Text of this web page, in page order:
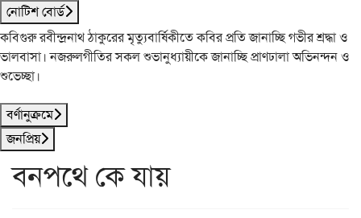
নোটিশ বোর্ড
কবিগুরু রবীন্দ্রনাথ ঠাকুরের মৃত্যুবার্ষিকীতে কবির প্রতি জানাচ্ছি গভীর শ্রদ্ধা ও
ভালবাসা। নজরুলগীতির সকল শুভানুধ্যায়ীকে জানাচ্ছি প্রাণঢালা অভিনন্দন ও
শুভেচ্ছা।
বর্ণানুক্রমে
জনপ্রিয়
বনপথে কে যায়